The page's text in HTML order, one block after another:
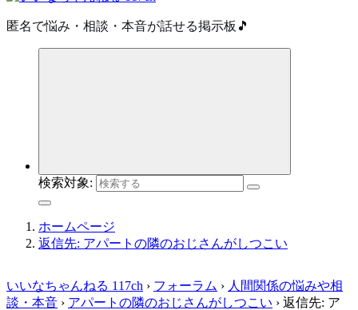
匿名で悩み・相談・本音が話せる掲示板🎵
検索対象:
ホームページ
返信先: アパートの隣のおじさんがしつこい
いいなちゃんねる 117ch › フォーラム › 人間関係の悩みや相
談・本音 › アパートの隣のおじさんがしつこい › 返信先: ア